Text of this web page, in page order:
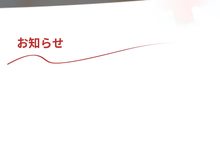
お知らせ